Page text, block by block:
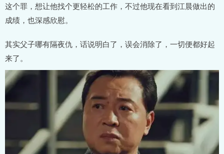
这个罪，想让他找个更轻松的工作，不过他现在看到江晨做出的
成绩，也深感欣慰。
其实父子哪有隔夜仇，话说明白了，误会消除了，一切便都好起
来了。